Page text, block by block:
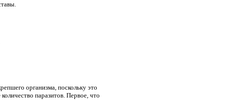
организма, поскольку это
паразитов. Первое, что